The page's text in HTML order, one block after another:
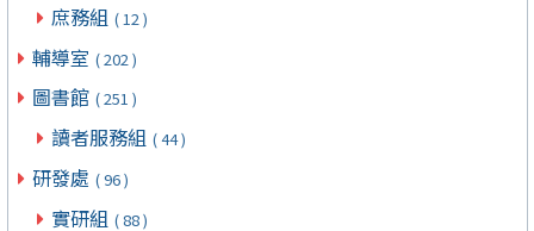
庶務組 ( 12 )
輔導室 ( 202 )
圖書館 ( 251 )
讀者服務組 ( 44 )
研發處 ( 96 )
實研組 ( 88 )